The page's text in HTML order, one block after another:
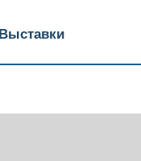
Выставки